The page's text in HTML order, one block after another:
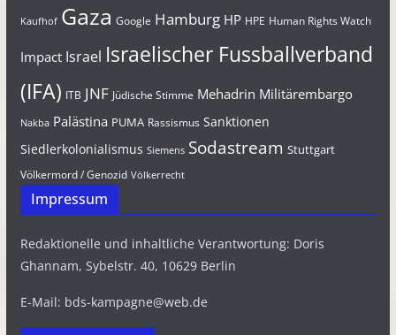
Kaufhof Gaza Google Hamburg HP HPE Human Rights Watch
Impact Israel Israelischer Fussballverband
(IFA) ITB JNF Jüdische Stimme Mehadrin Militärembargo
Nakba Palästina PUMA Rassismus Sanktionen
Siedlerkolonialismus Siemens Sodastream Stuttgart
Völkermord / Genozid Völkerrecht
Impressum
Redaktionelle und inhaltliche Verantwortung: Doris
Ghannam, Sybelstr. 40, 10629 Berlin
E-Mail: bds-kampagne@web.de